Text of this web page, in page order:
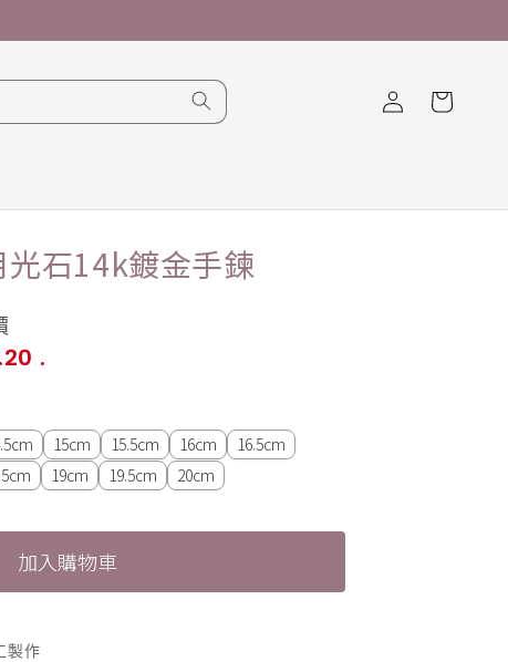
登
入
物
石14k鍍金手鍊
.
15cm 15.5cm 16cm
16.5cm
19cm 19.5cm
20cm
加入購物車
製作